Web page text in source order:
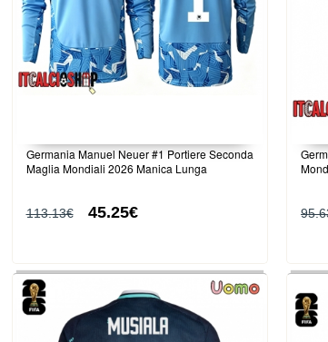
Germania Manuel Neuer #1 Portiere Seconda
Maglia Mondiali 2026 Manica Lunga
113.13€ 45.25€